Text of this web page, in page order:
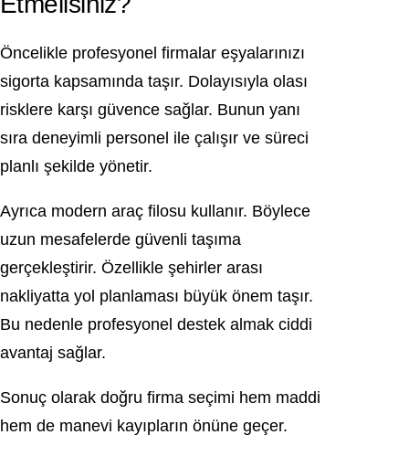
Öncelikle profesyonel firmalar eşyalarınızı
sigorta kapsamında taşır. Dolayısıyla olası
risklere karşı güvence sağlar. Bunun yanı
sıra deneyimli personel ile çalışır ve süreci
planlı şekilde yönetir.
Ayrıca modern araç filosu kullanır. Böylece
uzun mesafelerde güvenli taşıma
gerçekleştirir. Özellikle şehirler arası
nakliyatta yol planlaması büyük önem taşır.
Bu nedenle profesyonel destek almak ciddi
avantaj sağlar.
Sonuç olarak doğru firma seçimi hem maddi
hem de manevi kayıpların önüne geçer.